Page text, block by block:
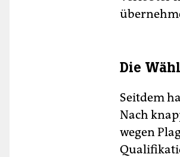
Die
Seitdem
Nach
wegen